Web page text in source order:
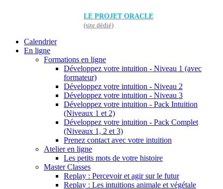
LE PROJET ORACLE
(site dédié)
Calendrier
En ligne
Formations en ligne
Développez votre intuition - Niveau 1 (avec
formateur)
Développez votre intuition - Niveau 2
Développez votre intuition - Niveau 3
Développez votre intuition - Pack Intuition
(Niveaux 1 et 2)
Développez votre intuition - Pack Complet
(Niveaux 1, 2 et 3)
Prenez contact avec votre intuition
Atelier en ligne
Les petits mots de votre histoire
Master Classes
Replay : Percevoir et agir sur le futur
Replay : Les intuitions animale et végétale